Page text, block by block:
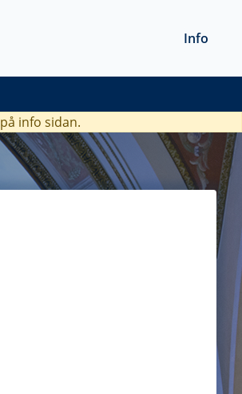
Info
på info sidan.